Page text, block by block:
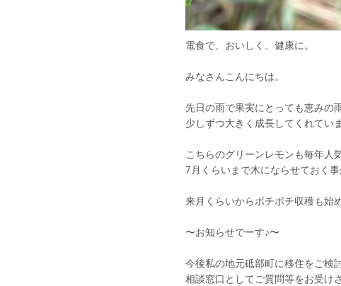
電食で、おいしく、健康に。
みなさんこんにちは。
先日の雨で果実にとっても恵みの
少しずつ大きく成長してくれてい
こちらのグリーンレモンも毎年人
7月くらいまで木にならせておく
来月くらいからボチボチ収穫も始
〜お知らせでーす♪〜
今後私の地元砥部町に移住をご検
相談窓口としてご質問等をお受け